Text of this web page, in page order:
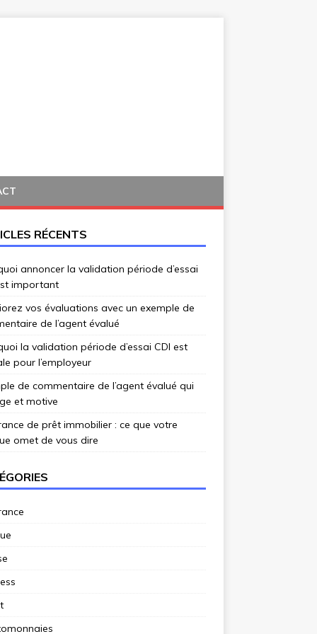
RÉCENTS
annoncer la validation période d’essai
important
vos évaluations avec un exemple de
de l’agent évalué
la validation période d’essai CDI est
pour l’employeur
de commentaire de l’agent évalué qui
et motive
de prêt immobilier : ce que votre
omet de vous dire